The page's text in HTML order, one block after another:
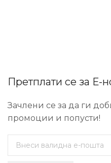
Претплати се за Е-
Зачлени се за да ги
промоции и попусти!